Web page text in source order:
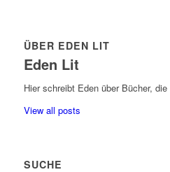
ÜBER EDEN LIT
Eden Lit
Hier schreibt Eden über Bücher,
View all posts
SUCHE